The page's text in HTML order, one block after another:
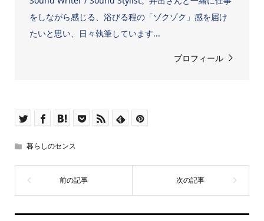
をしながら感じる、浴びる程の「ゾクゾク」感を届け
たいと思い、日々執筆しています...
プロフィール
暮らしのセンス